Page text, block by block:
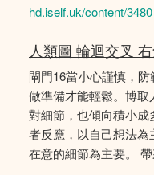
hd.iself.uk/content/3480
人類圖 輪迴交叉
閘門16當小心謹慎，
做準備才能輕鬆。博
對細節，也傾向積小
者反應，以自己想法
在意的細節為主要。 帶